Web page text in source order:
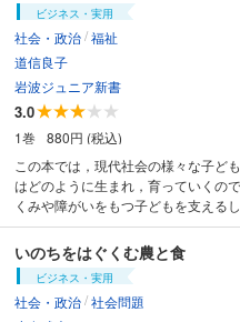
ビジネス・実用
社会・政治/福祉
道信良子
岩波ジュニア新書
3.0
1巻
880円 (税込)
この本では，現代社会の様々な子ど
はどのように生まれ，育っていくの
くみや障がいをもつ子どもを支える
ての多様性を読み解きながら，すべ
ることができる社会のしくみを考えま
いのちをはぐくむ農と食
ビジネス・実用
社会・政治/社会問題